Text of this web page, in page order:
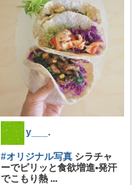
y___.
#オリジナル写真 シラチャ
ーでピリッと食欲増進•発汗
でこもり熱 ...